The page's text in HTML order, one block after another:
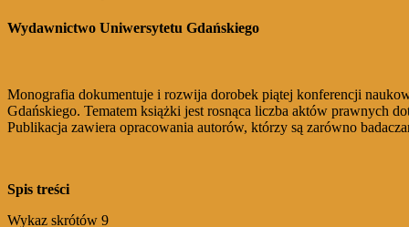
Wydawnictwo Uniwersytetu Gdańskiego
Monografia dokumentuje i rozwija dorobek piątej konferencji
Gdańskiego. Tematem książki jest rosnąca liczba aktów prawnych
Publikacja zawiera opracowania autorów, którzy są zarówno
Spis treści
Wykaz skrótów 9